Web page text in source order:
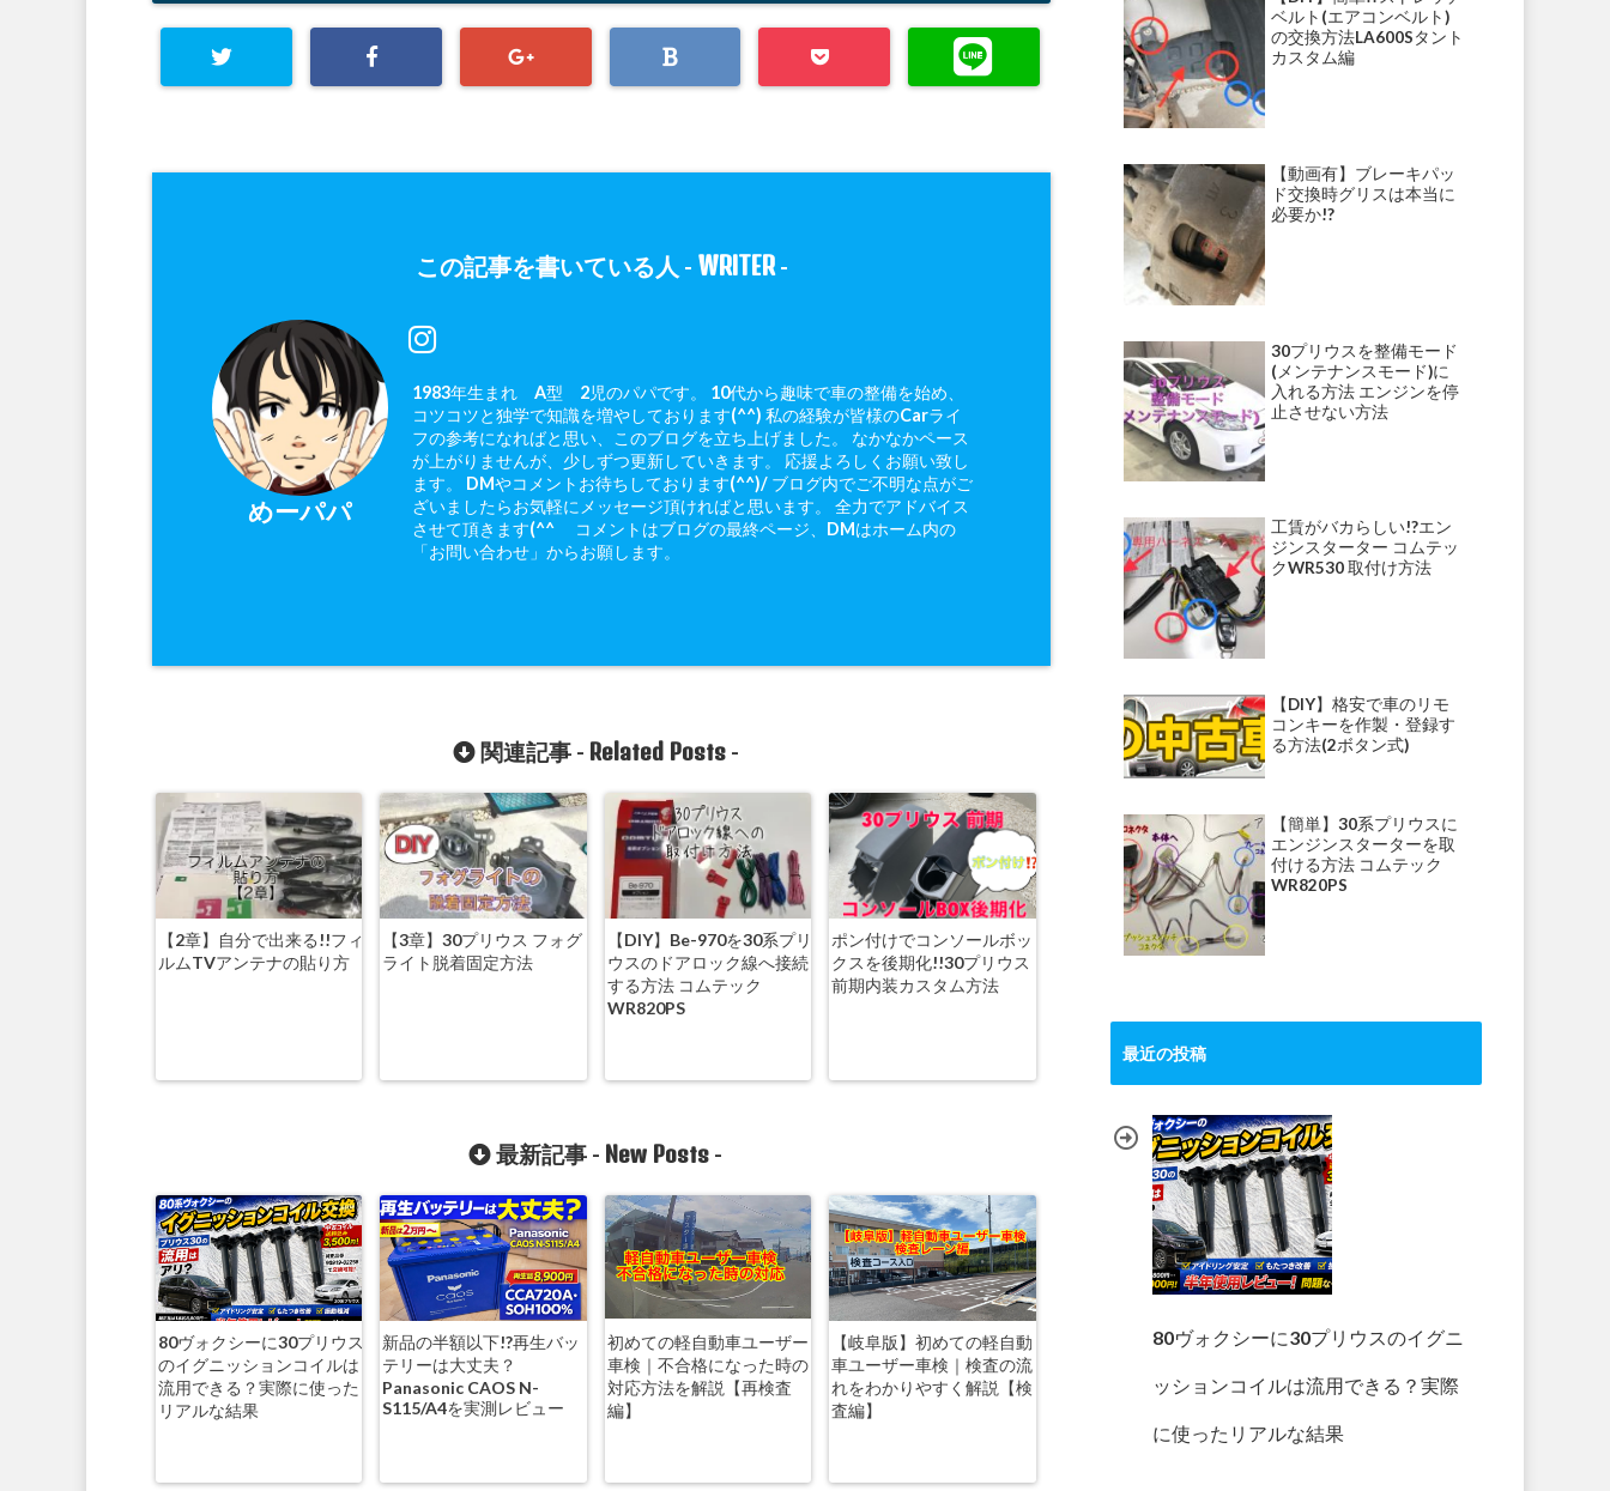
この記事を書いている人 - WRITER-
めーパパ
1983年生まれ A型 2児のパパです。 10代から趣味で車の整備を始め、
コツコツと独学で知識を増やしております(^^) 私の経験が皆様のCarライ
フの参考になればと思い、このブログを立ち上げました。 なかなかペース
が上がりませんが、少しずつ更新していきます。 応援よろしくお願い致し
ます。 DMやコメントお待ちしております(^^)/ ブログ内でご不明な点がご
ざいましたらお気軽にメッセージ頂ければと思います。 全力でアドバイス
させて頂きます(^^ゞ コメントはブログの最終ページ、DMはホーム内の
「お問い合わせ」からお願します。
関連記事 - Related Posts-
【2章】自分で出来る!!フィ
ルムTVアンテナの貼り方
【3章】30プリウス フォグ
ライト脱着固定方法
【DIY】Be-970を30系プリ
ウスのドアロック線へ接続
する方法 コムテック
WR820PS
ポン付けでコンソールボッ
クスを後期化!!30プリウス
前期内装カスタム方法
最新記事 - New Posts -
80ヴォクシーに30プリウス
のイグニッションコイルは
流用できる？実際に使った
リアルな結果
新品の半額以下!?再生バッ
テリーは大丈夫？
Panasonic CAOS N-
S115/A4を実測レビュー
初めての軽自動車ユーザー
車検｜不合格になった時の
対応方法を解説【再検査
編】
【岐阜版】初めての軽自動
車ユーザー車検｜検査の流
れをわかりやすく解説【検
査編】
ベルト(エアコンベルト)
の交換方法LA600Sタント
カスタム編
【動画有】ブレーキパッ
ド交換時グリスは本当に
必要か!?
30プリウスを整備モード
(メンテナンスモード)に
入れる方法 エンジンを停
止させない方法
工賃がバカらしい!?エン
ジンスターター コムテッ
クWR530 取付け方法
【DIY】格安で車のリモ
コンキーを作製・登録す
る方法(2ボタン式)
【簡単】30系プリウスに
エンジンスターターを取
付ける方法 コムテック
WR820PS
最近の投稿
80ヴォクシーに30プリウスのイグニ
ッションコイルは流用できる？実際
に使ったリアルな結果